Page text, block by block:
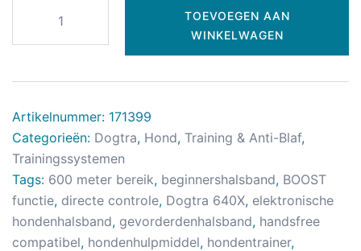
TOEVOEGEN AAN
WINKELWAGEN
Artikelnummer: 171399
Categorieën: Dogtra, Hond, Training & Anti-Blaf,
Trainingssystemen
Tags: 600 meter bereik, beginnershalsband, BOOST
functie, directe controle, Dogtra 640X, elektronische
hondenhalsband, gevorderdenhalsband, handsfree
compatibel, hondenhulpmiddel, hondentrainer,